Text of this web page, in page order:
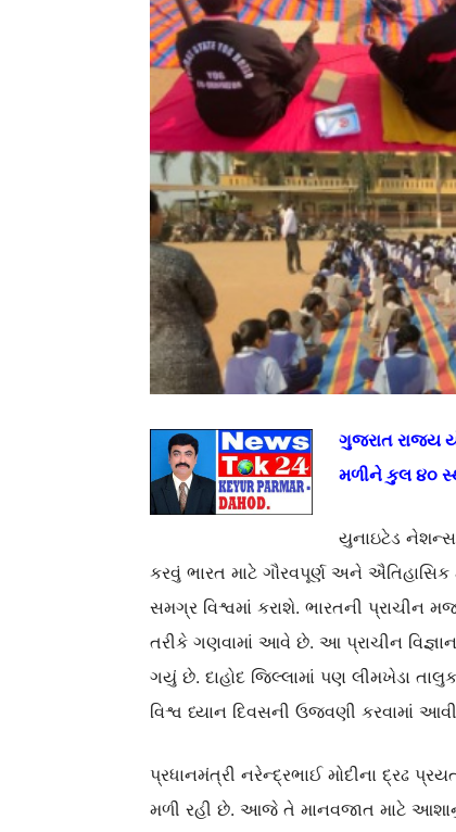
ગુજરાત રાજ્ય
મળીને કુલ ૪૦
યુનાઇટેડ નેશન્સ
કરવું ભારત માટે ગૌરવપૂર્ણ અને
સમગ્ર વિશ્વમાં કરાશે. ભારતની
તરીકે ગણવામાં આવે છે. આ પ્રાચીન
ગયું છે. દાહોદ જિલ્લામાં પણ લીમખેડા
વિશ્વ ધ્યાન દિવસની ઉજવણી કરવામાં
પ્રધાનમંત્રી નરેન્દ્રભાઈ મોદીના દ્રઢ
મળી રહી છે. આજે તે માનવજાત માટે